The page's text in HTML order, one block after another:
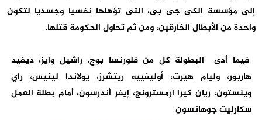
إلى مؤسسة الكى جى بى، التى تؤهلها نفسيا وجسديا لتكون
واحدة من الأبطال الخارقين، ومن ثم تحاول الحكومة قتلها.
فيما أدى البطولة كل من فلورنسا بوج، راشيل وايز، ديفيد
هاربور، وليام هيرت، أوليفييه ريتشرز، يولاندا لينيس، راي
وينستون، ريان كيرا ارمسترونج، إيفر أندرسون، أمام بطلة العمل
سكارليت جوهانسون